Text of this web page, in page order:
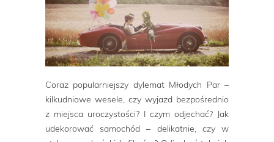
Coraz popularniejszy dylemat Młodych Par –
kilkudniowe wesele, czy wyjazd bezpośrednio
z miejsca uroczystości? I czym odjechać? Jak
udekorować samochód – delikatnie, czy w